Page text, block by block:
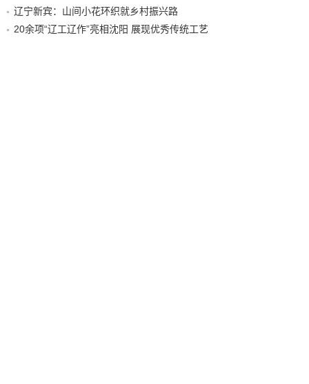
辽宁新宾：山间小花环织就乡村振兴路
20余项“辽工辽作”亮相沈阳 展现优秀传统工艺